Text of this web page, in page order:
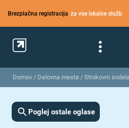
Brezplačna registracija za vse iskalce služb
Domov / Delovna mesta / Strokovni
Poglej ostale oglase